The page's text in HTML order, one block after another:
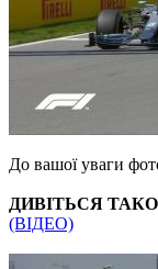
До вашої уваги
ДИВІТЬСЯ
(ВІДЕО)